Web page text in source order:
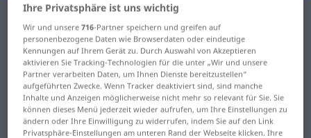
Deutsch-Isländisch Wörterbuch
Deutsch-Isländisch Übersetzung
für "aufwecken"
"aufwecken" Isländisch
Übersetzung
Ihre Privatsphäre ist uns wichtig
Wir und unsere716-Partner speichern und greifen auf
personenbezogene Daten wie Browserdaten oder eindeutige
Kennungen auf Ihrem Gerät zu. Durch Auswahl von Akzeptieren
aktivieren Sie Tracking-Technologien für die unter „Wir und unsere
Partner verarbeiten Daten, um Ihnen Dienste bereitzustellen“
aufgeführten Zwecke. Wenn Tracker deaktiviert sind, sind manche
Inhalte und Anzeigen möglicherweise nicht mehr so relevant für Sie. Sie
können dieses Menü jederzeit wieder aufrufen, um Ihre Einstellungen zu
ändern oder Ihre Einwilligung zu widerrufen, indem Sie auf den Link
Privatsphäre-Einstellungen am unteren Rand der Webseite klicken. Ihre